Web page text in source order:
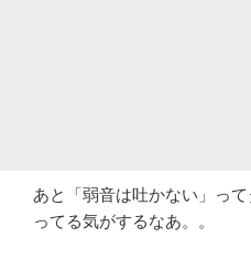
あと「弱音は吐かない」っ
ってる気がするなあ。。